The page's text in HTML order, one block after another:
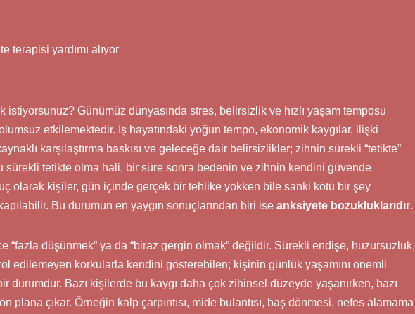
istiyorsunuz? Günümüz dünyasında stres, belirsizlik ve hızlı yaşam temposu
olumsuz etkilemektedir. İş hayatındaki yoğun tempo, ekonomik kaygılar, ilişki
karşılaştırma baskısı ve geleceğe dair belirsizlikler; zihnin sürekli “tetikte”
sürekli tetikte olma hali, bir süre sonra bedenin ve zihnin kendini güvende
olarak kişiler, gün içinde gerçek bir tehlike yokken bile sanki kötü bir şey
Bu durumun en yaygın sonuçlarından biri ise anksiyete bozukluklarıdır.
“fazla düşünmek” ya da “biraz gergin olmak” değildir. Sürekli endişe, huzursuzluk,
edilemeyen korkularla kendini gösterebilen; kişinin günlük yaşamını önemli
durumdur. Bazı kişilerde bu kaygı daha çok zihinsel düzeyde yaşanırken, bazı
plana çıkar. Örneğin kalp çarpıntısı, mide bulantısı, baş dönmesi, nefes alamama